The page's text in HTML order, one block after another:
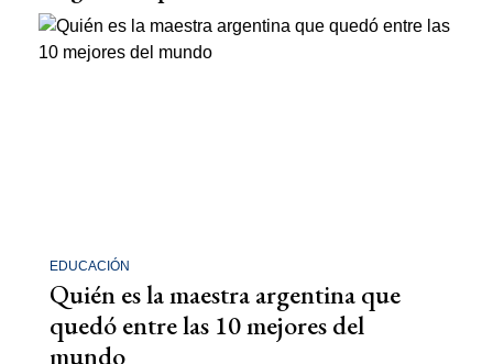
EDUCACIÓN
Quién es la maestra argentina que
quedó entre las 10 mejores del
mundo